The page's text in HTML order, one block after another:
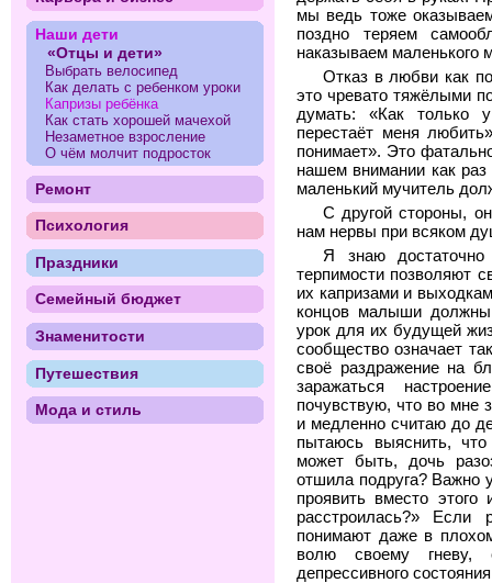
мы ведь тоже
поздно теряем
наказываем
Отказ в любви как
это чревато тяжёлыми
думать: «Как только
перестаёт меня
понимает». Это
нашем внимании как
маленький мучитель
С другой стороны,
нам нервы при всяком
Я знаю
терпимости позволяют
их капризами и
концов малыши
урок для их будущей
сообщество означает
своё раздражение на
заражаться
почувствую, что во мне
и медленно считаю до
пытаюсь выяснить,
может быть, дочь
отшила подруга? Важно
проявить вместо этого
расстроилась?» Если
понимают даже в
волю своему гневу,
депрессивного
Наши дети
«Отцы и дети»
Выбрать велосипед
Как делать с ребенком уроки
Капризы ребёнка
Как стать хорошей мачехой
Незаметное взросление
О чём молчит подросток
Ремонт
Психология
Праздники
Семейный бюджет
Знаменитости
Путешествия
Мода и стиль